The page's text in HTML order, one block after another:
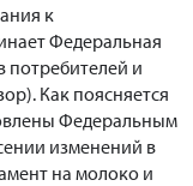
к
Федеральная
потребителей и
Как поясняется
Федеральным
изменений в
на молоко и